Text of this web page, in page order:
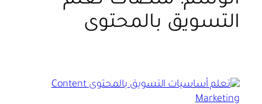
التسويق بالمحتوى